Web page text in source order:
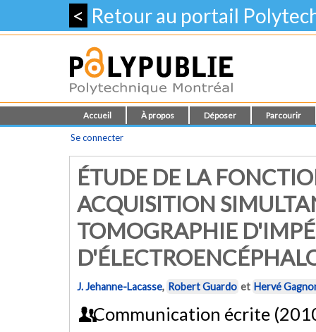
< Retour au portail
Accueil À propos Déposer Parcourir
Se connecter
ÉTUDE DE LA
ACQUISITION
TOMOGRAPHIE
J. Jehanne-Lacasse, Robert Guardo et Hervé
Communication écrite